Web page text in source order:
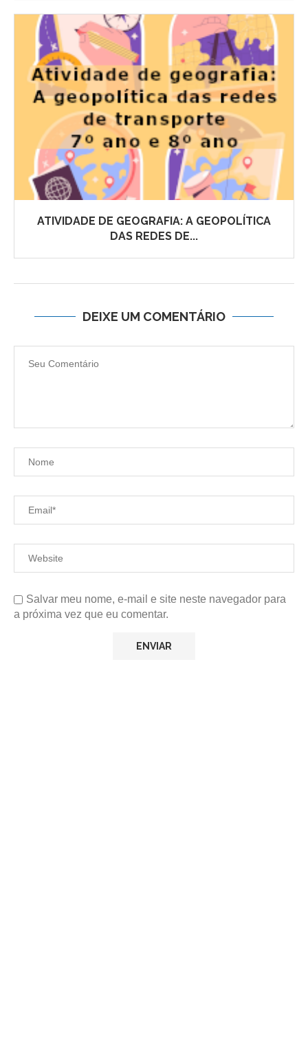
ATIVIDADE DE GEOGRAFIA: A GEOPOLÍTICA
DAS REDES DE...
DEIXE UM COMENTÁRIO
Salvar meu nome, e-mail e site neste navegador para
a próxima vez que eu comentar.